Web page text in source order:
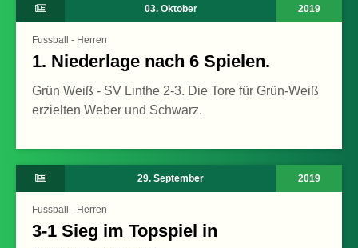
03. Oktober 2019
Fussball - Herren
1. Niederlage nach 6 Spielen.
Grün Weiß - SV Linthe 2-3. Die Tore für Grün-Weiß
erzielten Weber und Schwarz.
29. September 2019
Fussball - Herren
3-1 Sieg im Topspiel in